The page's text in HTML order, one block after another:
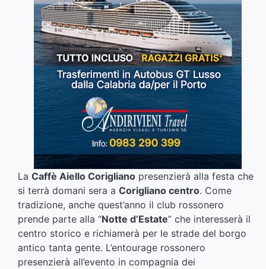
La Caffè Aiello Corigliano presenzierà alla festa che
si terrà domani sera a Corigliano centro. Come
tradizione, anche quest’anno il club rossonero
prende parte alla “Notte d’Estate” che interesserà il
centro storico e richiamerà per le strade del borgo
antico tanta gente. L’entourage rossonero
presenzierà all’evento in compagnia dei